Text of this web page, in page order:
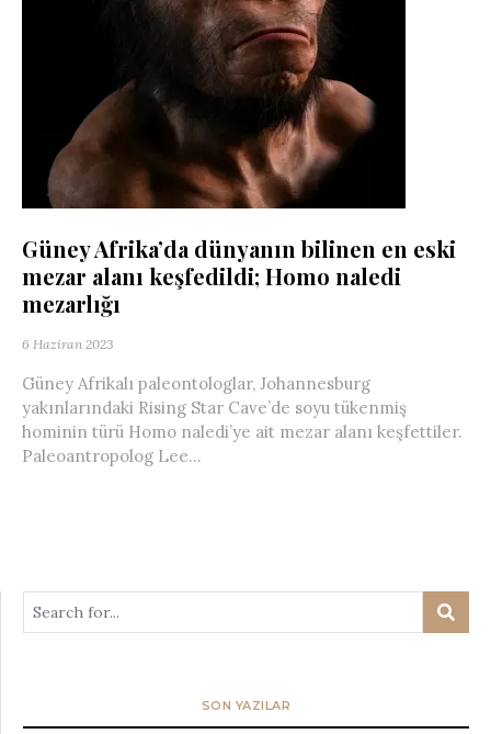
Güney Afrika’da dünyanın bilinen en eski
mezar alanı keşfedildi; Homo naledi
mezarlığı
6 Haziran 2023
Güney Afrikalı paleontologlar, Johannesburg
yakınlarındaki Rising Star Cave’de soyu tükenmiş
hominin türü Homo naledi’ye ait mezar alanı keşfettiler.
Paleoantropolog Lee...
SON YAZILAR